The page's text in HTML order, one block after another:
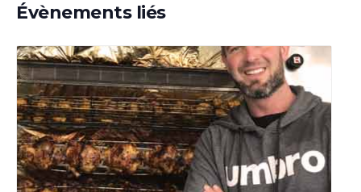
Évènements liés